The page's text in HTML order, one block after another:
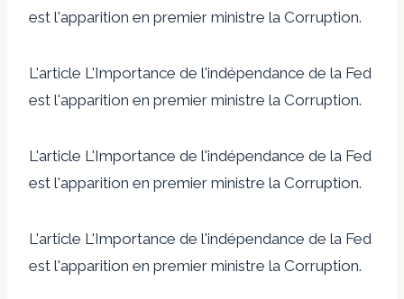
est l'apparition en premier ministre la Corruption.
L'article L'Importance de l'indépendance de la Fed
est l'apparition en premier ministre la Corruption.
L'article L'Importance de l'indépendance de la Fed
est l'apparition en premier ministre la Corruption.
L'article L'Importance de l'indépendance de la Fed
est l'apparition en premier ministre la Corruption.